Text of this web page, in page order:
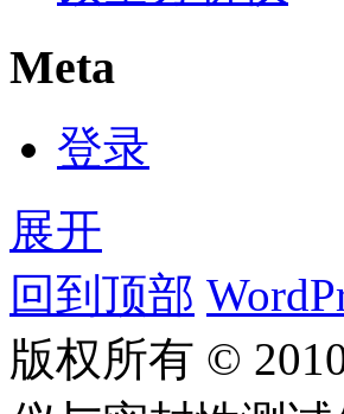
Meta
登录
展开
回到顶部
版权所有 ©